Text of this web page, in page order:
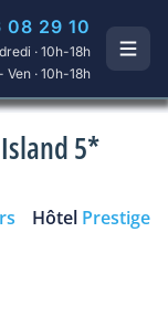
08 29 10
· 10h-18h
Ven · 10h-18h
5*
Hôtel Prestige